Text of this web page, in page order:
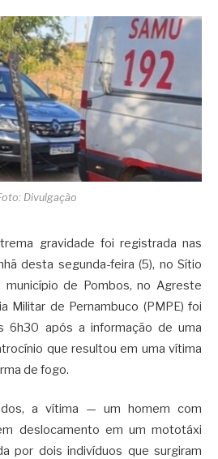
Divulgação
gravidade foi registrada nas
desta segunda-feira (5), no Sítio
município de Pombos, no Agreste
Militar de Pernambuco (PMPE) foi
6h30 após a informação de uma
que resultou em uma vítima
de fogo.
a vítima — um homem com
deslocamento em um mototáxi
por dois indivíduos que surgiram